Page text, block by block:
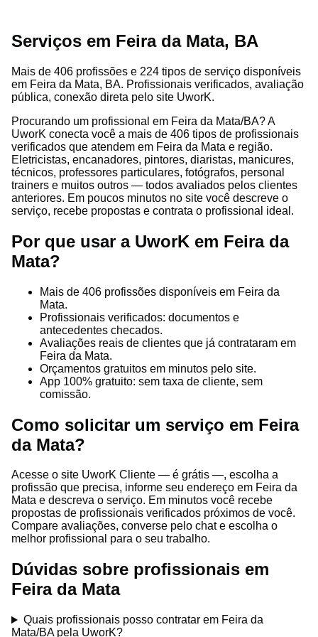
Serviços em Feira da Mata, BA
Mais de 406 profissões e 224 tipos de serviço disponíveis
em Feira da Mata, BA. Profissionais verificados, avaliação
pública, conexão direta pelo site UworK.
Procurando um profissional em Feira da Mata/BA? A
UworK conecta você a mais de 406 tipos de profissionais
verificados que atendem em Feira da Mata e região.
Eletricistas, encanadores, pintores, diaristas, manicures,
técnicos, professores particulares, fotógrafos, personal
trainers e muitos outros — todos avaliados pelos clientes
anteriores. Em poucos minutos no site você descreve o
serviço, recebe propostas e contrata o profissional ideal.
Por que usar a UworK em Feira da
Mata?
Mais de 406 profissões disponíveis em Feira da
Mata.
Profissionais verificados: documentos e
antecedentes checados.
Avaliações reais de clientes que já contrataram em
Feira da Mata.
Orçamentos gratuitos em minutos pelo site.
App 100% gratuito: sem taxa de cliente, sem
comissão.
Como solicitar um serviço em Feira
da Mata?
Acesse o site UworK Cliente — é grátis —, escolha a
profissão que precisa, informe seu endereço em Feira da
Mata e descreva o serviço. Em minutos você recebe
propostas de profissionais verificados próximos de você.
Compare avaliações, converse pelo chat e escolha o
melhor profissional para o seu trabalho.
Dúvidas sobre profissionais em
Feira da Mata
Quais profissionais posso contratar em Feira da
Mata/BA pela UworK?